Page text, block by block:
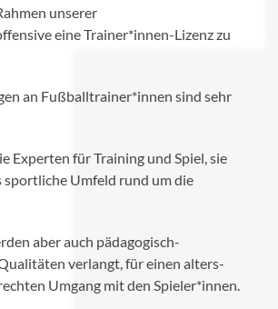
unserer
eine Trainer*innen-Lizenz zu
an Fußballtrainer*innen sind sehr
Experten für Training und Spiel, sie
sportliche Umfeld rund um die
aber auch pädagogisch-
verlangt, für einen alters-
Umgang mit den Spieler*innen.